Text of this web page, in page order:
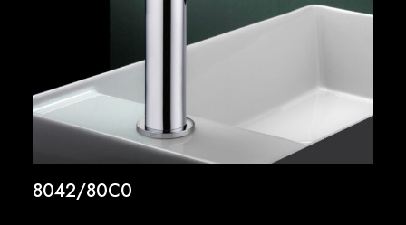
8042/80C0